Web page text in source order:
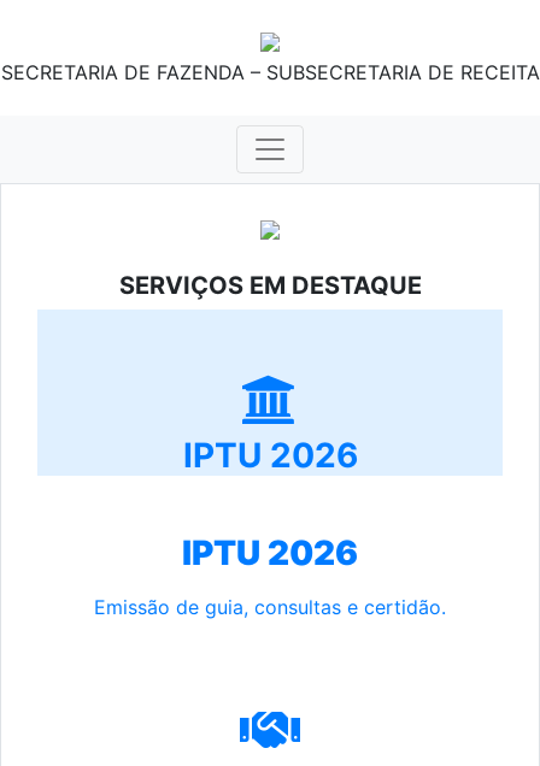
SECRETARIA DE FAZENDA – SUBSECRETARIA DE RECEITA
SERVIÇOS EM DESTAQUE
IPTU 2026
IPTU 2026
Emissão de guia, consultas e certidão.